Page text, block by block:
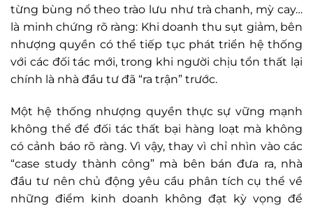
từng bùng nổ theo trào lưu như trà chanh, mỳ cay…
là minh chứng rõ ràng: Khi doanh thu sụt giảm, bên
nhượng quyền có thể tiếp tục phát triển hệ thống
với các đối tác mới, trong khi người chịu tổn thất lại
chính là nhà đầu tư đã “ra trận” trước.
Một hệ thống nhượng quyền thực sự vững mạnh
không thể để đối tác thất bại hàng loạt mà không
có cảnh báo rõ ràng. Vì vậy, thay vì chỉ nhìn vào các
“case study thành công” mà bên bán đưa ra, nhà
đầu tư nên chủ động yêu cầu phân tích cụ thể về
những điểm kinh doanh không đạt kỳ vọng để